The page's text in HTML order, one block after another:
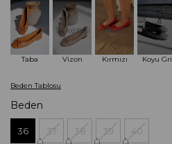
Taba
Tükendi
Vizon
Tükendi
Kırmızı Koyu Gri
Beden Tablosu
Beden
36 37 38 39 40